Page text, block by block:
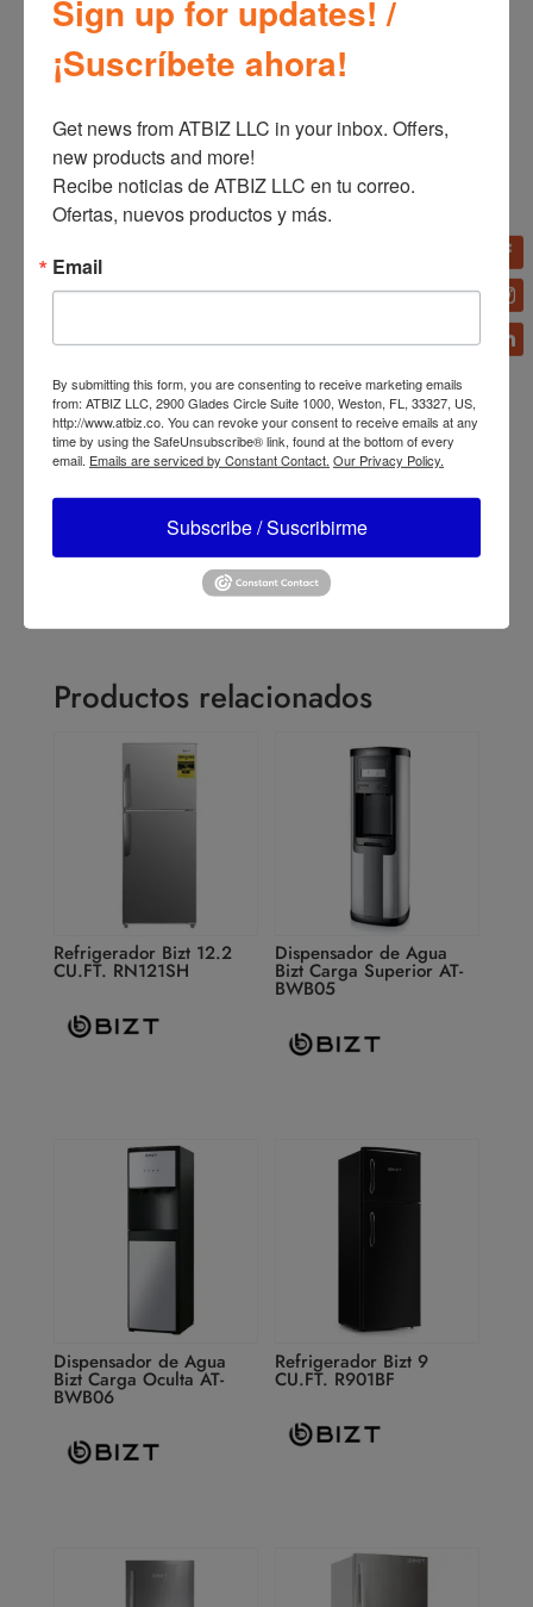
Marca
Lasko
de Torre de 40" con 12 Velocidades y Control Remoto
Lasko T42215 SlimForce Ventilador de Torre Oscilante
de 42" 4 Velocidades Control Remoto Negro→
Productos relacionados
Refrigerador Bizt 12.2
CU.FT. RN121SH
Dispensador de Agua
Bizt Carga Superior AT-
BWB05
Dispensador de Agua
Bizt Carga Oculta AT-
BWB06
Refrigerador Bizt 9
CU.FT. R901BF
Sign up for updates! /
¡Suscríbete ahora!
Get news from ATBIZ LLC in your inbox. Offers,
new products and more!
Recibe noticias de ATBIZ LLC en tu correo.
Ofertas, nuevos productos y más.
Email
By submitting this form, you are consenting to receive marketing emails
from: ATBIZ LLC, 2900 Glades Circle Suite 1000, Weston, FL, 33327, US,
http://www.atbiz.co. You can revoke your consent to receive emails at any
time by using the SafeUnsubscribe® link, found at the bottom of every
email. Emails are serviced by Constant Contact. Our Privacy Policy.
Subscribe / Suscribirme